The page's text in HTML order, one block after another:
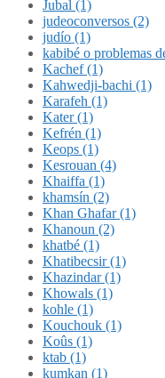
Jubal (1)
judeoconversos (2)
judío (1)
kabibé o problemas
Kachef (1)
Kahwedji-bachi (1)
Karafeh (1)
Kater (1)
Kefrén (1)
Keops (1)
Kesrouan (4)
Khaiffa (1)
khamsín (2)
Khan Ghafar (1)
Khanoun (2)
khatbé (1)
Khatibecsir (1)
Khazindar (1)
Khowals (1)
kohle (1)
Kouchouk (1)
Koûs (1)
ktab (1)
kumkan (1)